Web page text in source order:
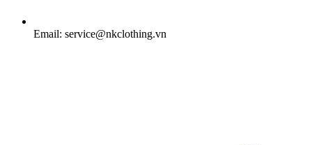
Email: service@nkclothing.vn